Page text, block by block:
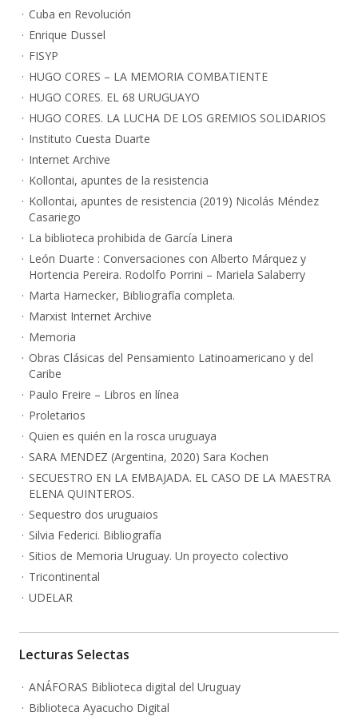
Cuba en Revolución
Enrique Dussel
FISYP
HUGO CORES – LA MEMORIA COMBATIENTE
HUGO CORES. EL 68 URUGUAYO
HUGO CORES. LA LUCHA DE LOS GREMIOS SOLIDARIOS
Instituto Cuesta Duarte
Internet Archive
Kollontai, apuntes de la resistencia
Kollontai, apuntes de resistencia (2019) Nicolás Méndez
Casariego
La biblioteca prohibida de García Linera
León Duarte : Conversaciones con Alberto Márquez y
Hortencia Pereira. Rodolfo Porrini – Mariela Salaberry
Marta Harnecker, Bibliografía completa.
Marxist Internet Archive
Memoria
Obras Clásicas del Pensamiento Latinoamericano y del
Caribe
Paulo Freire – Libros en línea
Proletarios
Quien es quién en la rosca uruguaya
SARA MENDEZ (Argentina, 2020) Sara Kochen
SECUESTRO EN LA EMBAJADA. EL CASO DE LA MAESTRA
ELENA QUINTEROS.
Sequestro dos uruguaios
Silvia Federici. Bibliografía
Sitios de Memoria Uruguay. Un proyecto colectivo
Tricontinental
UDELAR
Lecturas Selectas
ANÁFORAS Biblioteca digital del Uruguay
Biblioteca Ayacucho Digital